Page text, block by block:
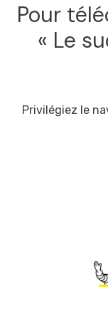
Pour
« Le
Privilégiez le